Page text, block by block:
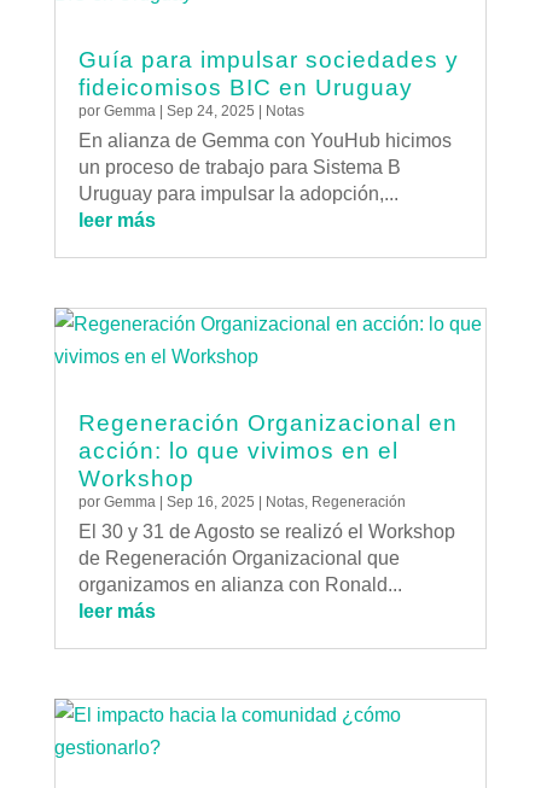
Guía para impulsar sociedades y
fideicomisos BIC en Uruguay
por Gemma| Sep 24, 2025 Notas
En alianza de Gemma con YouHub hicimos
un proceso de trabajo para Sistema B
Uruguay para impulsar la adopción,...
leer más
Regeneración Organizacional en
acción: lo que vivimos en el
Workshop
por Gemma| Sep 16, 2025 Notas, Regeneración
El 30 y 31 de Agosto se realizó el Workshop
de Regeneración Organizacional que
organizamos en alianza con Ronald...
leer más